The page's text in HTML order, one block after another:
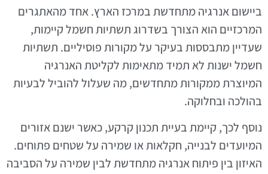
ביישום אנרגיה מתחדשת במרכז הארץ. אחד מהאתגרים
המרכזיים הוא הצורך בשדרוג תשתיות חשמל קיימות,
שעדיין מתבססות בעיקר על מקורות פוסיליים. תשתיות
חשמל ישנות לא תמיד מתאימות לקליטת האנרגיה
המיוצרת ממקורות מתחדשים, מה שעלול להוביל לבעיות
בהולכה ובחלוקה.
נוסף לכך, קיימת בעיית תכנון קרקע, כאשר ישנם אזורים
המיועדים לבנייה, חקלאות או שמירה על שטחים פתוחים.
האיזון בין פיתוח אנרגיה מתחדשת לבין שמירה על הסביבה